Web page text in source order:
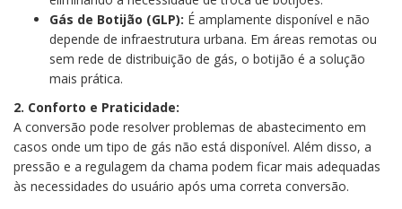
Gás de Botijão (GLP): É amplamente disponível e não
depende de infraestrutura urbana. Em áreas remotas ou
sem rede de distribuição de gás, o botijão é a solução
mais prática.
2. Conforto e Praticidade:
A conversão pode resolver problemas de abastecimento em
casos onde um tipo de gás não está disponível. Além disso, a
pressão e a regulagem da chama podem ficar mais adequadas
às necessidades do usuário após uma correta conversão.